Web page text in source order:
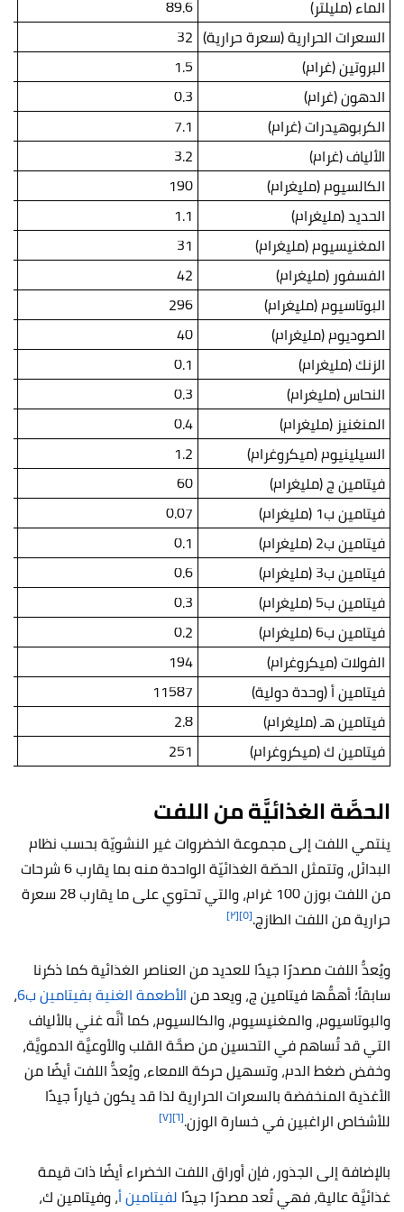
الماء (مليلتر) 89.6
السعرات الحرارية (سعرة حرارية) 32
البروتين (غرام)
1.5
الدهون (غرام)
0.3
الكربوهيدرات (غرام)
7.1
الألياف (غرام)
3.2
الكالسيوم (مليغرام)
190
الحديد (مليغرام)
1.1
المغنيسيوم (مليغرام)
31
الفسفور (مليغرام)
42
البوتاسيوم (مليغرام)
296
الصوديوم (مليغرام)
40
الزنك (مليغرام)
0.1
النحاس (مليغرام)
0.3
المنغنيز (مليغرام)
0.4
السيلينيوم (ميكروغرام)
1.2
فيتامين ج (مليغرام)
60
فيتامين ب1 (مليغرام)
0.07
فيتامين ب2 (مليغرام)
0.1
فيتامين ب3 (مليغرام)
0.6
فيتامين ب5 (مليغرام)
0.3
فيتامين ب6 (مليغرام)
0.2
الفولات (ميكروغرام)
194
فيتامين أ (وحدة دولية)
11587
فيتامين هـ (مليغرام)
2.8
فيتامين ك (ميكروغرام)
251
الحصَّة الغذائيَّة من اللفت
ينتمي اللفت إلى مجموعة الخضروات غير النشويّة بحسب نظام
البدائل، وتتمثل الحصّة الغذائيّة الواحدة منه بما يقارب 6 شرحات
من اللفت بوزن 100 غرام، والتي تحتوي على ما يقارب 28 سعرة
حرارية من اللفت الطازج.[٥] [٢]
ويُعدُّ اللفت مصدرًا جيدًا للعديد من العناصر الغذائية كما ذكرنا
سابقاً؛ أهمُّها فيتامين ج، ويعد منالأطعمة الغنية بفيتامين ب6 ،
والبوتاسيوم، والمغنيسيوم، والكالسيوم، كما أنَّه غني بالألياف
التي قد تُساهم في التحسين من صحَّة القلب والأوعيَّة الدمويَّة،
وخفض ضغط الدم، وتسهيل حركة الامعاء، ويُعدُّ اللفت أيضًا من
الأغذية المنخفضة بالسعرات الحرارية لذا قد يكون خياراً جيدًا
للأشخاص الراغبين في خسارة الوزن.[٦] [٧]
بالإضافة إلى الجذور، فإن أوراق اللفت الخضراء أيضًا ذات قيمة
غذائيَّة عالية، فهي تُعد مصدرًا جيدًا لفيتامين أ، وفيتامين ك،